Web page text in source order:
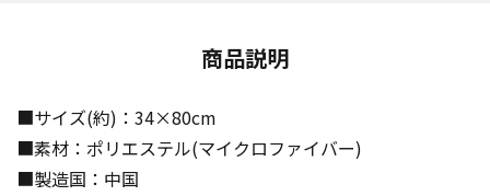
商品説明
■サイズ(約)：34×80cm
■素材：ポリエステル(マイクロファイバー)
■製造国：中国